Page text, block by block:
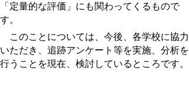
「定量的な評価」にも関わってくるもので
す。
このことについては、今後、各学校に協力
いただき、追跡アンケート等を実施、分析を
行うことを現在、検討しているところです。